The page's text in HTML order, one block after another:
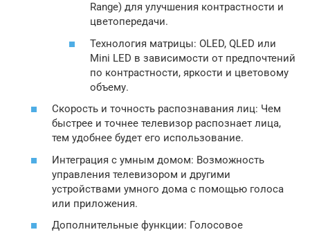
Range) для улучшения контрастности и
цветопередачи.
Технология матрицы: OLED, QLED или
Mini LED в зависимости от предпочтений
по контрастности, яркости и цветовому
объему.
Скорость и точность распознавания лиц: Чем
быстрее и точнее телевизор распознает лица,
тем удобнее будет его использование.
Интеграция с умным домом: Возможность
управления телевизором и другими
устройствами умного дома с помощью голоса
или приложения.
Дополнительные функции: Голосовое